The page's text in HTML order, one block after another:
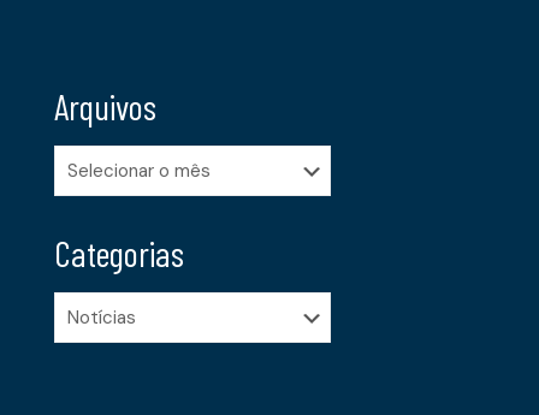
Arquivos
Arquivos
Categorias
Categorias